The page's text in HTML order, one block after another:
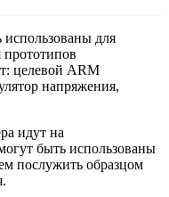
для
прототипов
целевой ARM
напряжения,
идут на
быть использованы
послужить образцом